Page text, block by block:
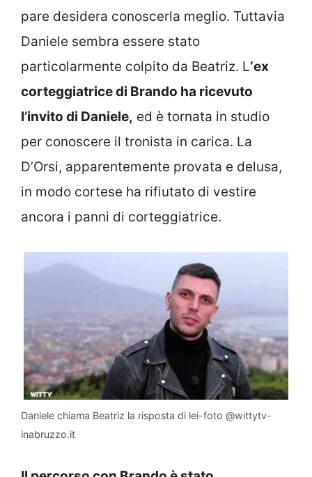
pare desidera conoscerla meglio. Tuttavia
Daniele sembra essere stato
particolarmente colpito da Beatriz. L‘ex
corteggiatrice di Brando ha ricevuto
l’invito di Daniele, ed è tornata in studio
per conoscere il tronista in carica. La
D’Orsi, apparentemente provata e delusa,
in modo cortese ha rifiutato di vestire
ancora i panni di corteggiatrice.
Daniele chiama Beatriz la risposta di lei-foto @wittytv-
inabruzzo.it